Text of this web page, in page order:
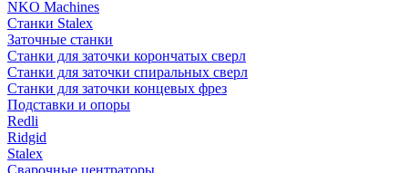
NKO Machines
Станки Stalex
Заточные станки
Станки для заточки корончатых сверл
Станки для заточки спиральных сверл
Станки для заточки концевых фрез
Подставки и опоры
Redli
Ridgid
Stalex
Сварочные центраторы